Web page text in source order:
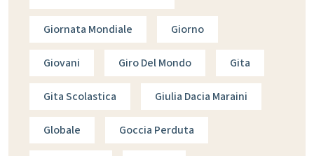
Giornata Mondiale Giorno
Giovani Giro Del Mondo Gita
Gita Scolastica Giulia Dacia Maraini
Globale Goccia Perduta